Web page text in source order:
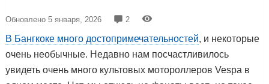
Обновлено 5 января, 2026 2
В Бангкоке много достопримечательностей, и некоторые
очень необычные. Недавно нам посчастливилось
увидеть очень много культовых мотороллеров Vespa в